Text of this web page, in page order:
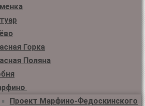
Горка
Поляна
Проект Марфино-Федоскинского